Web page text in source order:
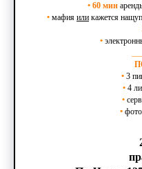
• 60 мин
• мафия или кажется
•
• 3
• 4
•
•